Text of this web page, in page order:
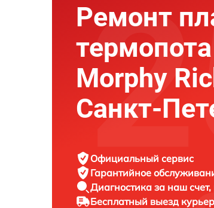
Ремонт
термопота
Morphy
Санкт-
Официальный сервис
Гарантийное
Диагностика за наш счет,
Бесплатный выезд